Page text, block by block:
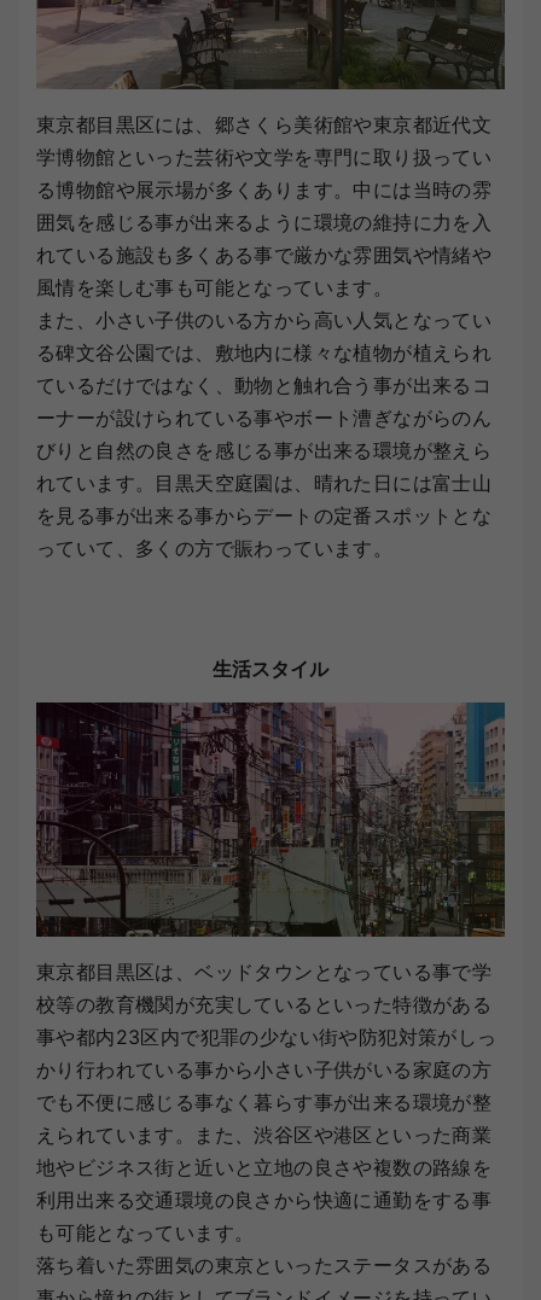
東京都目黒区には、郷さくら美術館や東京都近代文
学博物館といった芸術や文学を専門に取り扱ってい
る博物館や展示場が多くあります。中には当時の雰
囲気を感じる事が出来るように環境の維持に力を入
れている施設も多くある事で厳かな雰囲気や情緒や
風情を楽しむ事も可能となっています。
また、小さい子供のいる方から高い人気となってい
る碑文谷公園では、敷地内に様々な植物が植えられ
ているだけではなく、動物と触れ合う事が出来るコ
ーナーが設けられている事やボート漕ぎながらのん
びりと自然の良さを感じる事が出来る環境が整えら
れています。目黒天空庭園は、晴れた日には富士山
を見る事が出来る事からデートの定番スポットとな
っていて、多くの方で賑わっています。
生活スタイル
東京都目黒区は、ベッドタウンとなっている事で学
校等の教育機関が充実しているといった特徴がある
事や都内23区内で犯罪の少ない街や防犯対策がしっ
かり行われている事から小さい子供がいる家庭の方
でも不便に感じる事なく暮らす事が出来る環境が整
えられています。また、渋谷区や港区といった商業
地やビジネス街と近いと立地の良さや複数の路線を
利用出来る交通環境の良さから快適に通勤をする事
も可能となっています。
落ち着いた雰囲気の東京といったステータスがある